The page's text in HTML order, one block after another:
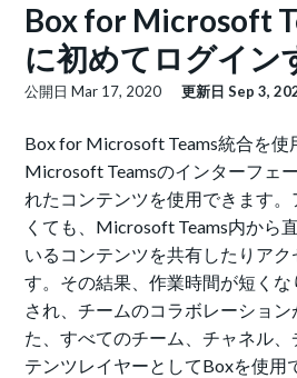
Box for Microsoft
に初めてログイン
公開日Mar 17, 2020 更新日Sep 3,
Box for Microsoft Teams統合を使
Microsoft Teamsのインターフェ
れたコンテンツを使用できます
くても、Microsoft Teams内から
いるコンテンツを共有したりアク
す。その結果、作業時間が短く
され、チームのコラボレーション
た、すべてのチーム、チャネル
テンツレイヤーとしてBoxを使用